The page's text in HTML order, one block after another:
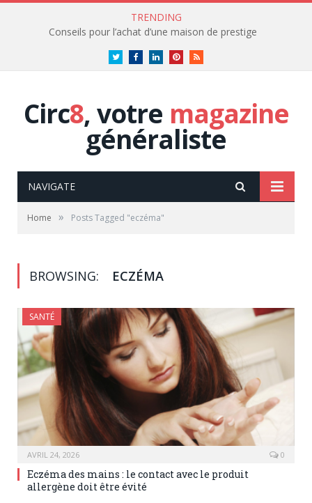
TRENDING
Conseils pour l’achat d’une maison de prestige
TwitterFacebookLinkedInPinterestRSS
Circ8, votre magazine
généraliste
NAVIGATE
Home » Posts Tagged "eczéma"
BROWSING: ECZÉMA
SANTÉ
AVRIL 24, 2026 0
Eczéma des mains : le contact avec le produit
allergène doit être évité